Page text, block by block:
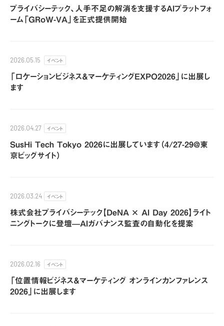
プライバシーテック、人手不足の解消を支援するAIプラットフォ
ーム「GRoW-VA」を正式提供開始
2026.05.15 イベント
​「ロケーションビジネス＆マーケティングEXPO2026」に出展し
ます
2026.04.27 イベント
SusHi Tech Tokyo 2026に出展しています（4/27-29@東
京ビッグサイト）
2026.03.24 イベント
株式会社プライバシーテック【DeNA × AI Day 2026】ライト
ニングトークに登壇—AIガバナンス監査の自動化を提案
2026.02.16 イベント
「位置情報ビジネス＆マーケティング オンラインカンファレンス
2026」に出展します